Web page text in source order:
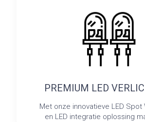
PREMIUM LED
Met onze innovatieve LED Spot
en LED integratie oplossing